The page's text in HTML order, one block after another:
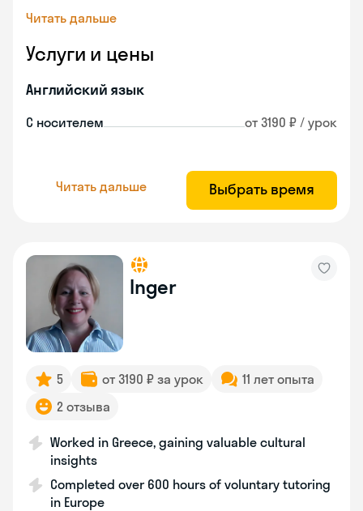
Читать дальше
Услуги и цены
Английский язык
С носителем от 3190 ₽ / урок
Читать дальше Выбрать время
Inger
5 от 3190 ₽ за урок
11 лет опыта
2 отзыва
Worked in Greece, gaining valuable cultural
insights
Completed over 600 hours of voluntary tutoring
in Europe